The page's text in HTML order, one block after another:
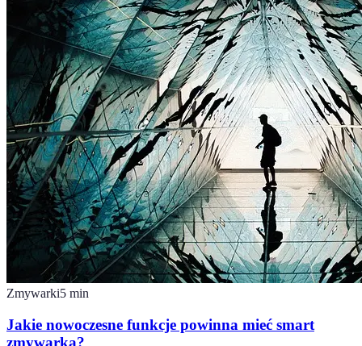
Zmywarki5 min
Jakie nowoczesne funkcje powinna mieć smart
zmywarka?